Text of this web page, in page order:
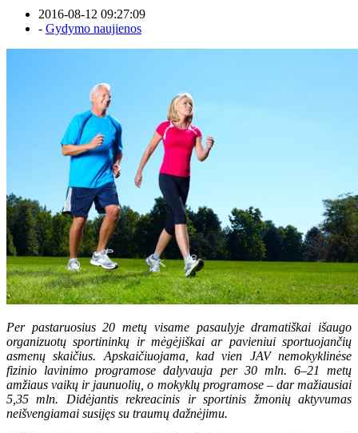
2016-08-12 09:27:09
- Gydymo naujienos
Per pastaruosius 20 metų visame pasaulyje dramatiškai išaugo
organizuotų sportininkų ir mėgėjiškai ar pavieniui sportuojančių
asmenų skaičius. Apskaičiuojama, kad vien JAV nemokyklinėse
fizinio lavinimo programose dalyvauja per 30 mln. 6–21 metų
amžiaus vaikų ir jaunuolių, o mokyklų programose – dar mažiausiai
5,35 mln. Didėjantis rekreacinis ir sportinis žmonių aktyvumas
neišvengiamai susijęs su traumų dažnėjimu.